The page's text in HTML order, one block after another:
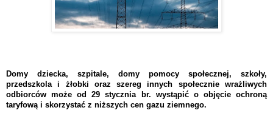
Domy dziecka, szpitale, domy pomocy społecznej, szkoły,
przedszkola i żłobki oraz szereg innych społecznie wrażliwych
odbiorców może od 29 stycznia br. wystąpić o objęcie ochroną
taryfową i skorzystać z niższych cen gazu ziemnego.